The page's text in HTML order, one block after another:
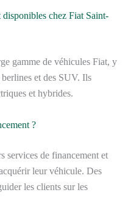
chez Fiat Saint-
gamme de véhicules Fiat, y
et des SUV. Ils
et hybrides.
?
services de financement et
leur véhicule. Des
les clients sur les